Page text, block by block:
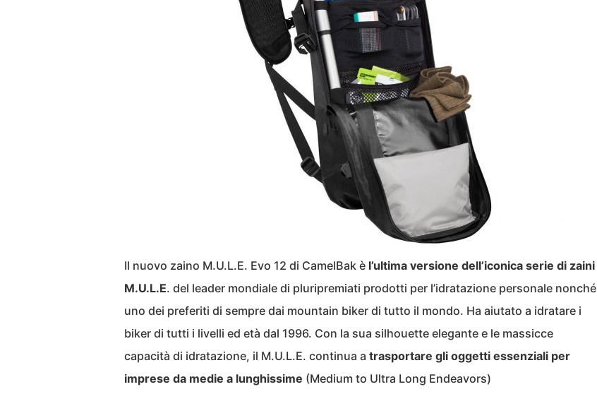
Il nuovo zaino M.U.L.E. Evo 12 di CamelBak è l’ultima versione dell’iconica serie di zaini
M.U.L.E. del leader mondiale di pluripremiati prodotti per l’idratazione personale nonché
uno dei preferiti di sempre dai mountain biker di tutto il mondo. Ha aiutato a idratare i
biker di tutti i livelli ed età dal 1996. Con la sua silhouette elegante e le massicce
capacità di idratazione, il M.U.L.E. continua a trasportare gli oggetti essenziali per
imprese da medie a lunghissime (Medium to Ultra Long Endeavors)